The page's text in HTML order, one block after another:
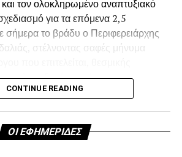
τον ολοκληρωμένο αναπτυξιακό
για τα επόμενα 2,5
σήμερα το βράδυ ο Περιφερειάρχης
στέλνοντας σαφές μήνυμα
λογοδοσίας απέναντι στους
ειδικής ανοικτής εκδήλωσης
εκπροσώπων της Τοπικής
Ενόπλων Δυνάμεων, της Εκκλησίας,
CONTINUE READING
ΟΙ ΕΦΗΜΕΡΙΔΕΣ